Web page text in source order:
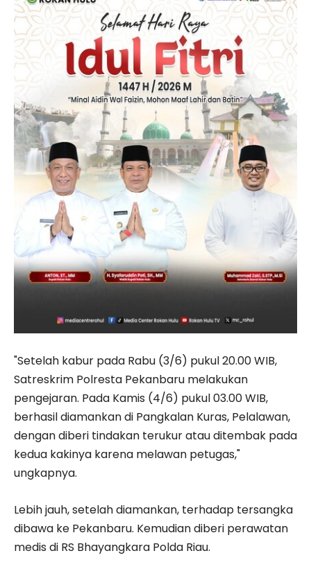
"Setelah kabur pada Rabu (3/6) pukul 20.00 WIB,
Satreskrim Polresta Pekanbaru melakukan
pengejaran. Pada Kamis (4/6) pukul 03.00 WIB,
berhasil diamankan di Pangkalan Kuras, Pelalawan,
dengan diberi tindakan terukur atau ditembak pada
kedua kakinya karena melawan petugas,"
ungkapnya.
Lebih jauh, setelah diamankan, terhadap tersangka
dibawa ke Pekanbaru. Kemudian diberi perawatan
medis di RS Bhayangkara Polda Riau.